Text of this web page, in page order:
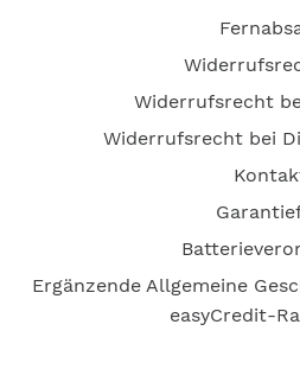
Widerrufsrecht
Widerrufsrecht bei
Ergänzende Allgemeine
easyCredit-